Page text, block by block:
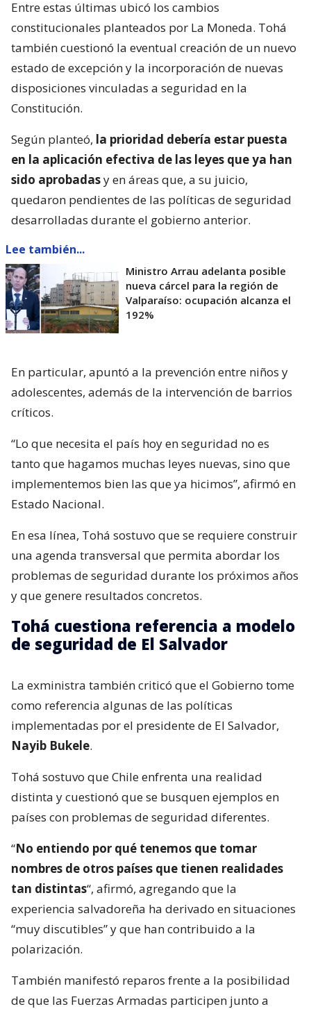
Entre estas últimas ubicó los cambios
constitucionales planteados por La Moneda. Tohá
también cuestionó la eventual creación de un nuevo
estado de excepción y la incorporación de nuevas
disposiciones vinculadas a seguridad en la
Constitución.
Según planteó, la prioridad debería estar puesta
en la aplicación efectiva de las leyes que ya han
sido aprobadasy en áreas que, a su juicio,
quedaron pendientes de las políticas de seguridad
desarrolladas durante el gobierno anterior.
Lee también...
Ministro Arrau adelanta posible
nueva cárcel para la región de
Valparaíso: ocupación alcanza el
192%
En particular, apuntó a la prevención entre niños y
adolescentes, además de la intervención de barrios
críticos.
“Lo que necesita el país hoy en seguridad no es
tanto que hagamos muchas leyes nuevas, sino que
implementemos bien las que ya hicimos”, afirmó en
Estado Nacional.
En esa línea, Tohá sostuvo que se requiere construir
una agenda transversal que permita abordar los
problemas de seguridad durante los próximos años
y que genere resultados concretos.
Tohá cuestiona referencia a modelo
de seguridad de El Salvador
La exministra también criticó que el Gobierno tome
como referencia algunas de las políticas
implementadas por el presidente de El Salvador,
Nayib Bukele.
Tohá sostuvo que Chile enfrenta una realidad
distinta y cuestionó que se busquen ejemplos en
países con problemas de seguridad diferentes.
“No entiendo por qué tenemos que tomar
nombres de otros países que tienen realidades
tan distintas“, afirmó, agregando que la
experiencia salvadoreña ha derivado en situaciones
“muy discutibles” y que han contribuido a la
polarización.
También manifestó reparos frente a la posibilidad
de que las Fuerzas Armadas participen junto a